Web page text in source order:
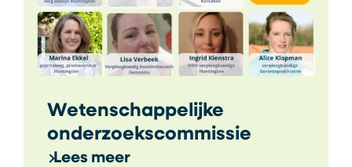
Wetenschappelijke
onderzoekscommissie
Lees meer